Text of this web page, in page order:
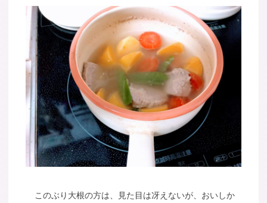
このぶり大根の方は、見た目は冴えないが、おいしか